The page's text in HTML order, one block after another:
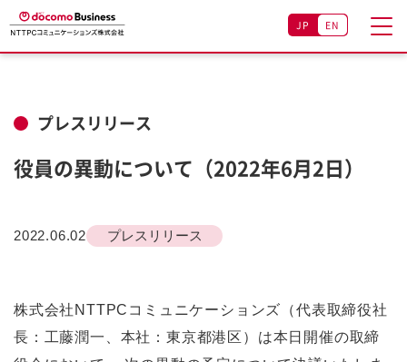
JP EN
プレスリリース
役員の異動について（2022年6月2日）
2022.06.02 プレスリリース
株式会社NTTPCコミュニケーションズ（代表取締役社
長：工藤潤一、本社：東京都港区）は本日開催の取締